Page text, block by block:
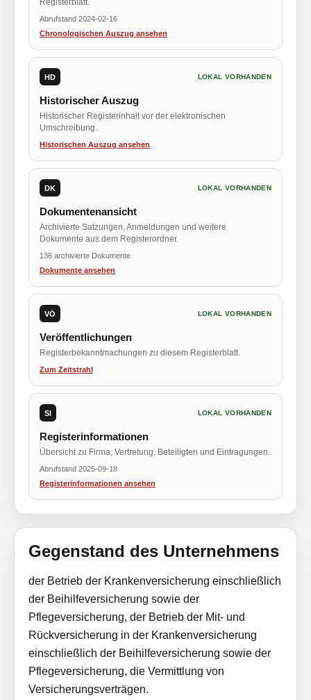
Registerblatt.
Abrufstand 2024-02-16
Chronologischen Auszug ansehen
HD LOKAL VORHANDEN
Historischer Auszug
Historischer Registerinhalt vor der elektronischen
Umschreibung.
Historischen Auszug ansehen
DK LOKAL VORHANDEN
Dokumentenansicht
Archivierte Satzungen, Anmeldungen und weitere
Dokumente aus dem Registerordner.
136 archivierte Dokumente
Dokumente ansehen
VÖ LOKAL VORHANDEN
Veröffentlichungen
Registerbekanntmachungen zu diesem Registerblatt.
Zum Zeitstrahl
SI LOKAL VORHANDEN
Registerinformationen
Übersicht zu Firma, Vertretung, Beteiligten und Eintragungen.
Abrufstand 2025-09-18
Registerinformationen ansehen
Gegenstand des Unternehmens
der Betrieb der Krankenversicherung einschließlich
der Beihilfeversicherung sowie der
Pflegeversicherung, der Betrieb der Mit- und
Rückversicherung in der Krankenversicherung
einschließlich der Beihilfeversicherung sowie der
Pflegeversicherung, die Vermittlung von
Versicherungsverträgen.